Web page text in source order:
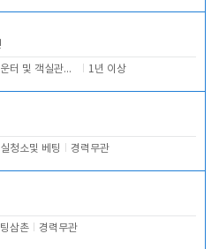
카운터 및 객실관리 전반 1년 이상
청소및 베팅 경력무관
삼촌 경력무관